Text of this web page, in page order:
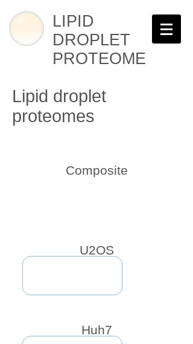
LIPID
DROPLET
PROTEOME
Composite
Lipid droplet
proteomes
U2OS
Huh7